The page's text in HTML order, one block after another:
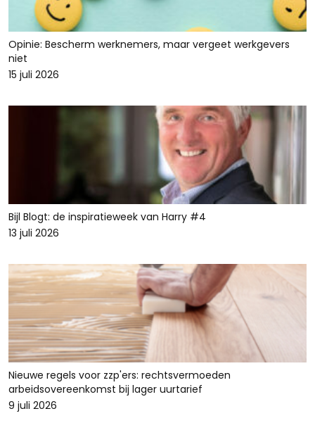
Opinie: Bescherm werknemers, maar vergeet werkgevers
niet
15 juli 2026
Bijl Blogt: de inspiratieweek van Harry #4
13 juli 2026
Nieuwe regels voor zzp'ers: rechtsvermoeden
arbeidsovereenkomst bij lager uurtarief
9 juli 2026